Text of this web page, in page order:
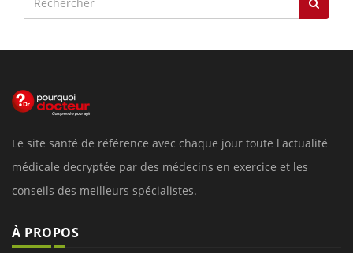
Le site santé de référence avec chaque jour toute l'actualité
médicale decryptée par des médecins en exercice et les
conseils des meilleurs spécialistes.
À PROPOS